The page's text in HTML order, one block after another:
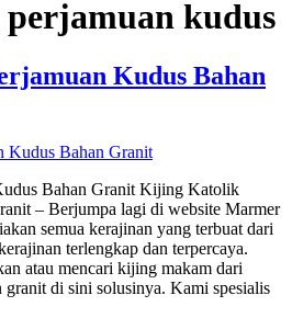
kudus
Kudus Bahan
Bahan Granit Kijing Katolik
– Berjumpa lagi di website Marmer
semua kerajinan yang terbuat dari
terlengkap dan terpercaya.
atau mencari kijing makam dari
granit di sini solusinya. Kami spesialis